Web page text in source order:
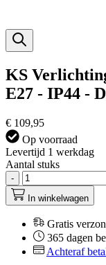
KS
E27 - IP44 -
€ 109,95
Op voorraad
Levertijd 1 werkdag
Aantal stuks
-
In winkelwagen
Gratis
365 dagen
Achteraf